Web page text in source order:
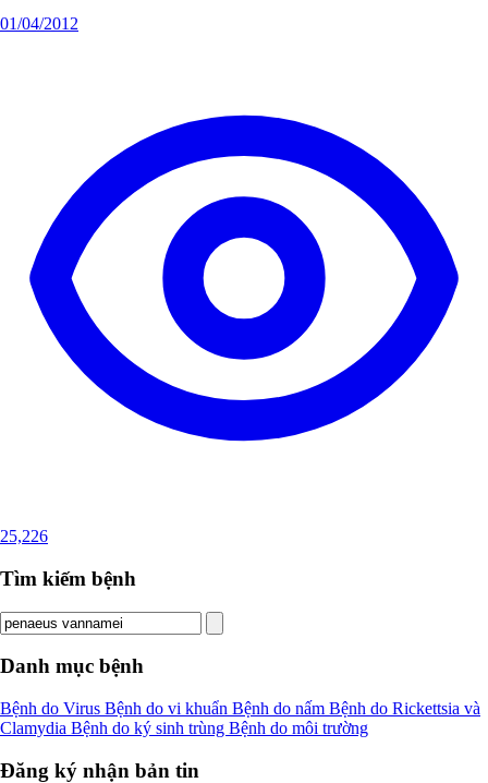
01/04/2012
25,226
Tìm kiếm bệnh
Danh mục bệnh
Bệnh do Virus Bệnh do vi khuẩn Bệnh do nấm Bệnh do Rickettsia và
Clamydia Bệnh do ký sinh trùng Bệnh do môi trường
Đăng ký nhận bản tin